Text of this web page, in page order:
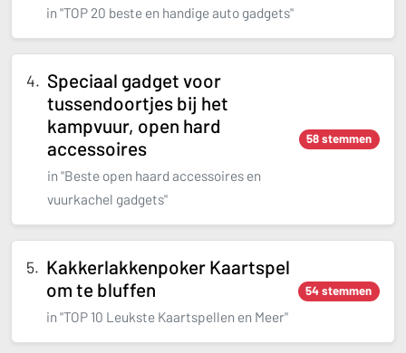
in "TOP 20 beste en handige auto gadgets"
Speciaal gadget voor
tussendoortjes bij het
kampvuur, open hard
accessoires
in "Beste open haard accessoires en
vuurkachel gadgets"
58 stemmen
Kakkerlakkenpoker Kaartspel
om te bluffen
in "TOP 10 Leukste Kaartspellen en Meer"
54 stemmen